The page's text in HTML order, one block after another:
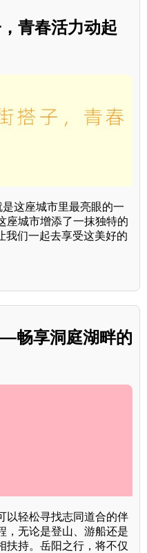
青春活力动起
是这座城市里最亮眼的一
座城市增添了一抹独特的
我们一起去享受这美好的
畅享洞庭湖畔的
以轻松寻找志同道合的伴
，无论是登山、游船还是
扶持。岳阳之行，将不仅